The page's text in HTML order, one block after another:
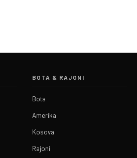
BOTA & RAJONI
Bota
Amerika
Kosova
Rajoni